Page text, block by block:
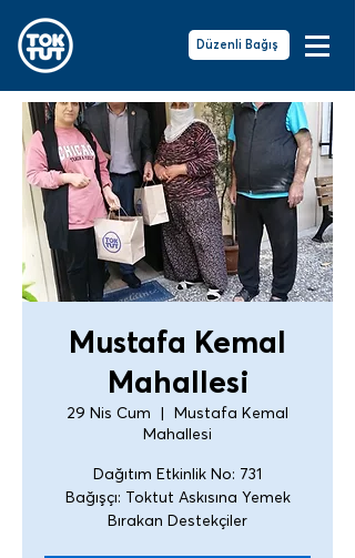
Düzenli Bağış
Mustafa Kemal
Mahallesi
29 Nis Cum
Mustafa Kemal
Mahallesi
Dağıtım Etkinlik No: 731
Bağışçı: Toktut Askısına Yemek
Bırakan Destekçiler